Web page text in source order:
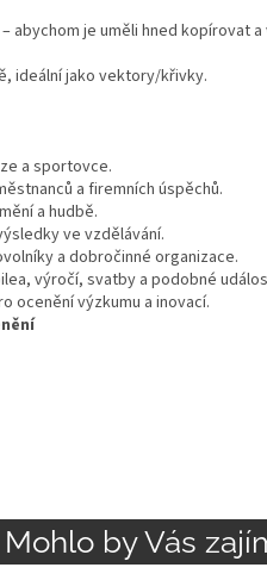
je uměli hned kopírovat a
ideální jako vektory/křivky.
a sportovce.
a firemních úspěchů.
a hudbě.
ve vzdělávání.
a dobročinné organizace.
výročí, svatby a podobné
ocenění výzkumu a inovací.
Mohlo by Vás